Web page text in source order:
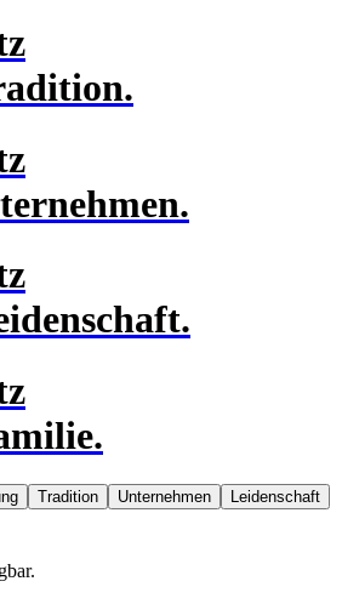
Tradition Unternehmen
Leidenschaft